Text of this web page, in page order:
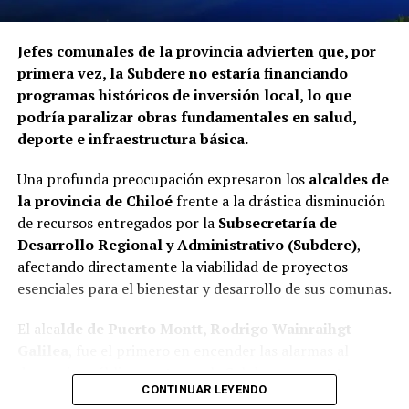
fiscalizaciones y solicitará antecedentes a cada
organismo involucrado para determinar las
responsabilidades administrativas correspondientes.
Jefes comunales de la provincia advierten que, por
primera vez, la Subdere no estaría financiando
programas históricos de inversión local, lo que
podría paralizar obras fundamentales en salud,
deporte e infraestructura básica.
Una profunda preocupación expresaron los alcaldes de
la provincia de Chiloéfrente a la drástica disminución
de recursos entregados por la Subsecretaría de
Desarrollo Regional y Administrativo (Subdere),
afectando directamente la viabilidad de proyectos
esenciales para el bienestar y desarrollo de sus comunas.
El alca lde de Puerto Montt, Rodrigo Wainraihgt
denunciar públicamente que la Subdere no cuenta con
fondos para financiar iniciativas del Programa de
CONTINUAR LEYENDO